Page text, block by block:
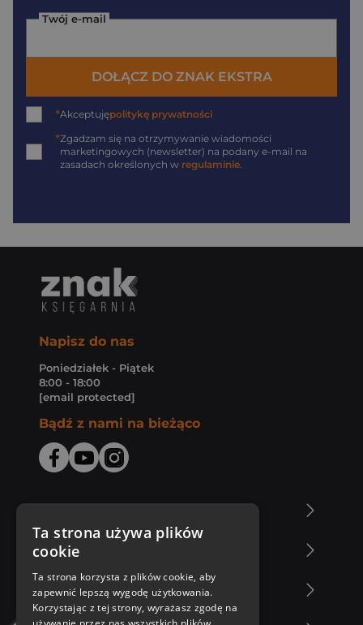
Twój e-mail
DOŁĄCZ DO ZNAK EKSTRA
*Akceptujępolitykę prywatności
*Zgadzam się na otrzymywanie wiadomości
marketingowych (newsletter) na podany e-mail na
zasadach określonych w regulaminie.
Napisz do nas
Poniedziałek - Piątek
8:00 - 18:00
[email protected]
Bądź z nami na bieżąco
Zakupy u nas
Nasza oferta
Ta strona używa plików
cookie
Ta strona korzysta z plików cookie, aby
zapewnić lepszą wygodę użytkowania.
Korzystając z tej strony, wyrażasz zgodę na